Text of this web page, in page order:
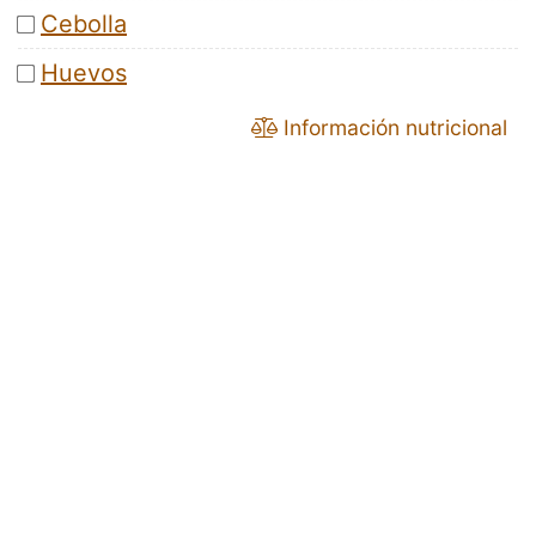
Cebolla
Huevos
Información nutricional